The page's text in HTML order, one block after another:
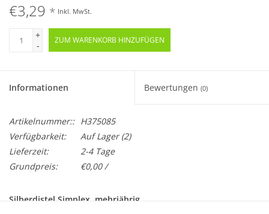
€3,29 * Inkl. MwSt.
+
-
ZUM WARENKORB HINZUFÜGEN
Informationen Bewertungen (0)
Artikelnummer:: H375085
Verfügbarkeit:
Auf Lager(2)
Lieferzeit:
2-4 Tage
Grundpreis:
€0,00 /
Silberdistel Simplex, mehrjährig